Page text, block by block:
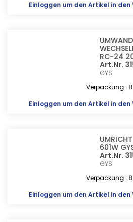
Einloggen um den Artikel in
RC-24
Art.Nr.
GYS
Verpackung :
Einloggen um den Artikel in
601W
Art.Nr.
GYS
Verpackung :
Einloggen um den Artikel in